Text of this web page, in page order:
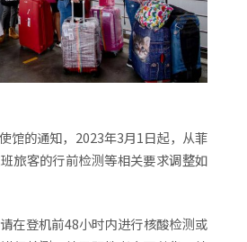
馆的通知，2023年3月1日起，从菲
旅客的行前检测等相关要求调整如
在登机前48小时内进行核酸检测或